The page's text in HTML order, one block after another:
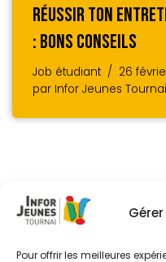
Pour offrir les meilleures
Réussir Ton
: Bons Conseils
Job étudiant
26
par Infor Jeunes Tournai